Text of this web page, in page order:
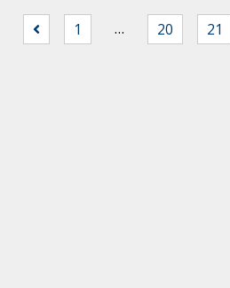
1 … 20 21